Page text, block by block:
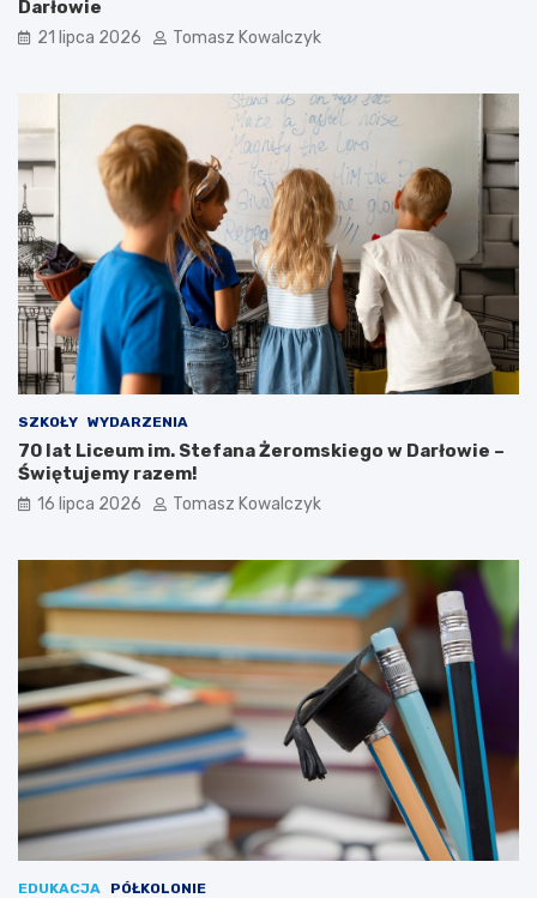
Darłowie
21 lipca 2026 Tomasz Kowalczyk
SZKOŁY WYDARZENIA
70 lat Liceum im. Stefana Żeromskiego w Darłowie –
Świętujemy razem!
16 lipca 2026 Tomasz Kowalczyk
EDUKACJA PÓŁKOLONIE